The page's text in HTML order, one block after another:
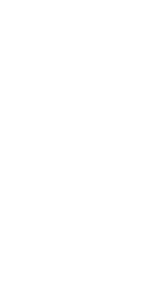
岛猫喜欢探索和冒险，是
健康的关键。提供均衡的